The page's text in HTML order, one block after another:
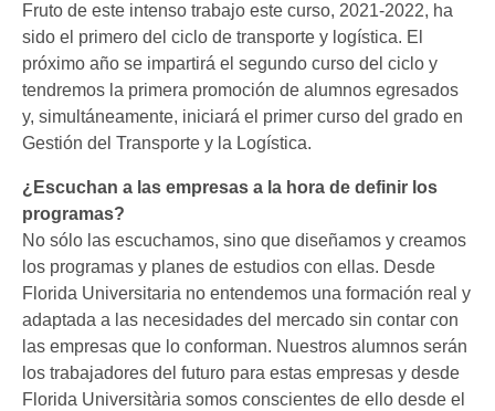
Fruto de este intenso trabajo este curso, 2021-2022, ha
sido el primero del ciclo de transporte y logística. El
próximo año se impartirá el segundo curso del ciclo y
tendremos la primera promoción de alumnos egresados
y, simultáneamente, iniciará el primer curso del grado en
Gestión del Transporte y la Logística.
¿Escuchan a las empresas a la hora de definir los
programas?
No sólo las escuchamos, sino que diseñamos y creamos
los programas y planes de estudios con ellas. Desde
Florida Universitaria no entendemos una formación real y
adaptada a las necesidades del mercado sin contar con
las empresas que lo conforman. Nuestros alumnos serán
los trabajadores del futuro para estas empresas y desde
Florida Universitària somos conscientes de ello desde el